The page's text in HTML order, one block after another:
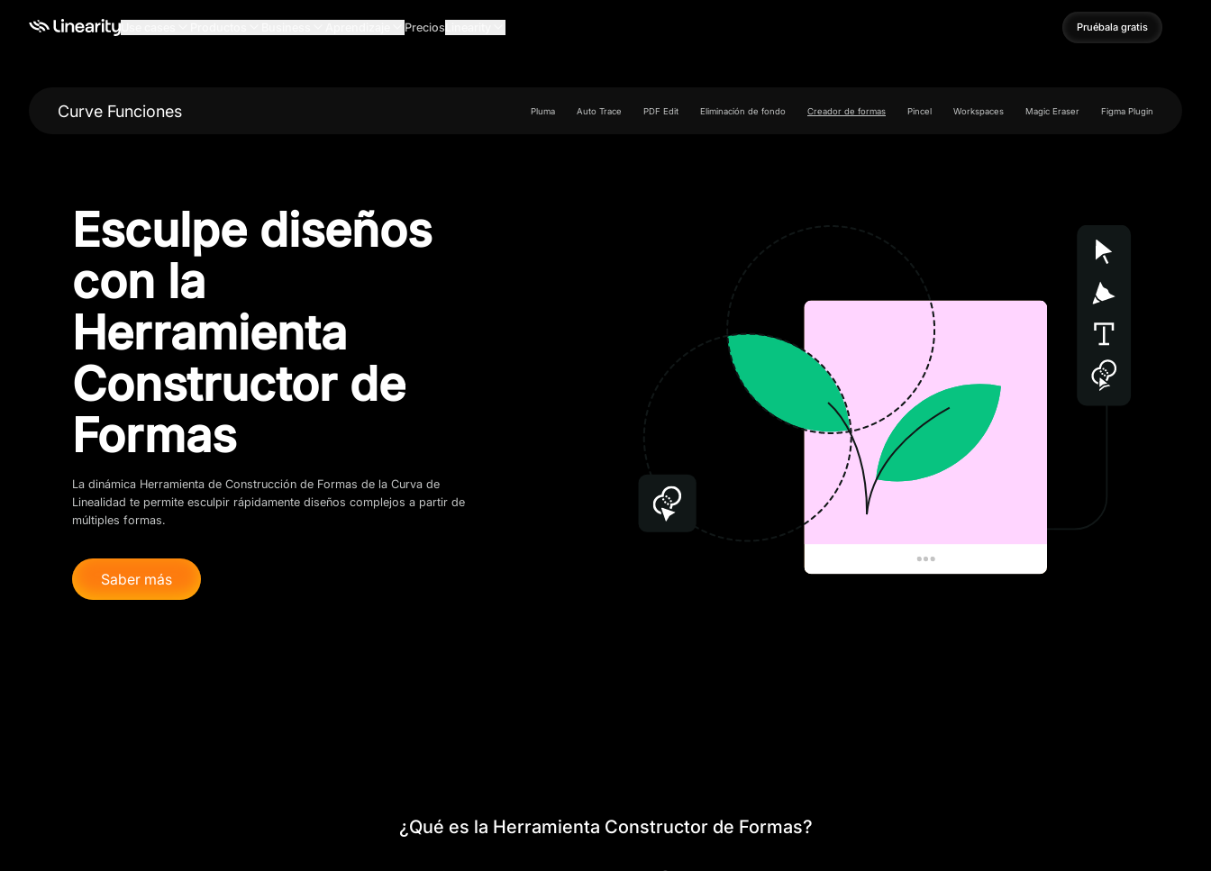
Precios
Pruébala gratis
Pruébala gratis
Curve Funciones Pluma Auto Trace PDF Edit Eliminación de fondo Creador de formas Pincel Workspaces Magic Eraser Figma Plugin
Esculpe diseños
con la
Herramienta
Constructor de
Formas
La dinámica Herramienta de Construcción de Formas de la Curva de
Linealidad te permite esculpir rápidamente diseños complejos a partir de
múltiples formas.
Saber más
¿Qué es la Herramienta Constructor de Formas?